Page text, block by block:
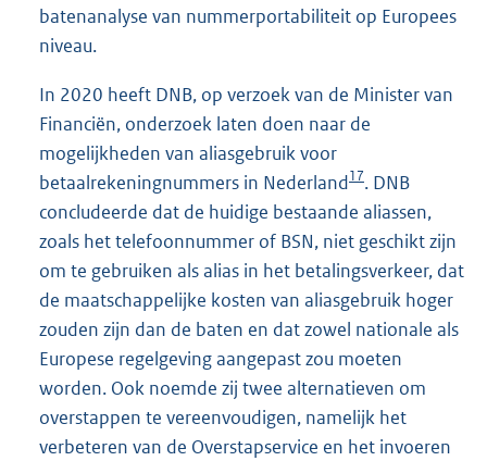
batenanalyse van nummerportabiliteit op Europees
niveau.
In 2020 heeft DNB, op verzoek van de Minister van
Financiën, onderzoek laten doen naar de
mogelijkheden van aliasgebruik voor
betaalrekeningnummers in Nederland17. DNB
concludeerde dat de huidige bestaande aliassen,
zoals het telefoonnummer of BSN, niet geschikt zijn
om te gebruiken als alias in het betalingsverkeer, dat
de maatschappelijke kosten van aliasgebruik hoger
zouden zijn dan de baten en dat zowel nationale als
Europese regelgeving aangepast zou moeten
worden. Ook noemde zij twee alternatieven om
overstappen te vereenvoudigen, namelijk het
verbeteren van de Overstapservice en het invoeren